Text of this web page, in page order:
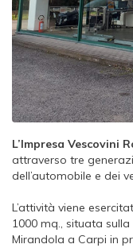
L’Impresa Vescovini
attraverso tre
dell’automobile e dei
L’attività viene
1000 mq., situata
Mirandola a Carpi in